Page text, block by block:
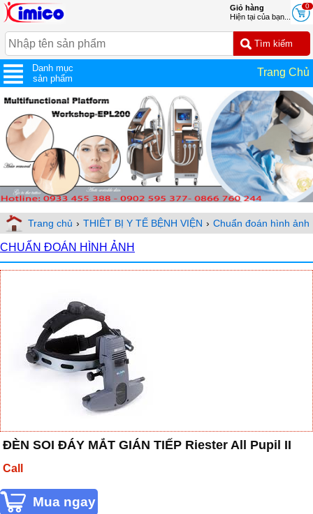
0
Giỏ hàng
Hiện tại của bạn...
Danh mục
sản phẩm
Trang Chủ
Trang chủ › THIÊT BỊ Y TẾ BỆNH VIỆN › Chuẩn đoán hình ảnh
CHUẨN ĐOÁN HÌNH ẢNH
ĐÈN SOI ĐÁY MẮT GIÁN TIẾP Riester All Pupil II
Call